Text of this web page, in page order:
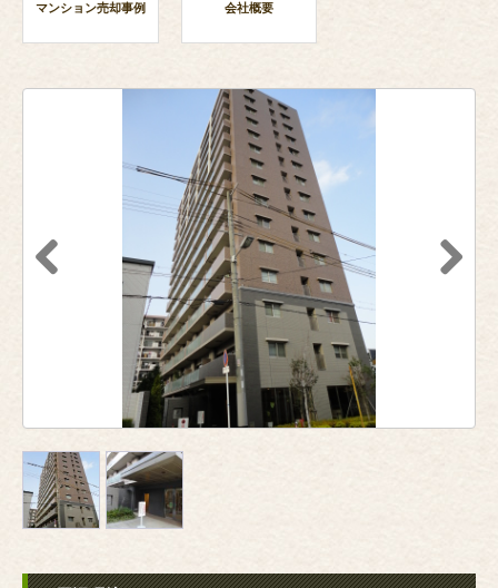
マンション売却事例 会社概要